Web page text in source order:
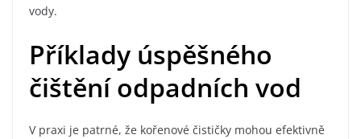
vody.
Příklady úspěšného
čištění odpadních vod
V praxi je patrné, že kořenové čističky mohou efektivně